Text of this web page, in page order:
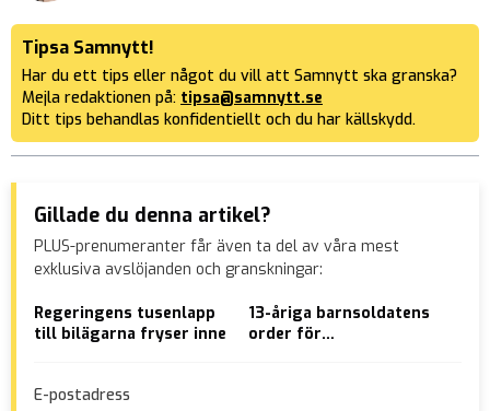
Tipsa Samnytt!
Har du ett tips eller något du vill att Samnytt ska granska?
Mejla redaktionen på: tipsa@samnytt.se
Ditt tips behandlas konfidentiellt och du har källskydd.
Gillade du denna artikel?
PLUS-prenumeranter får även ta del av våra mest
exklusiva avslöjanden och granskningar:
Regeringens tusenlapp
till bilägarna fryser inne
13-åriga barnsoldatens
order för
E-postadress